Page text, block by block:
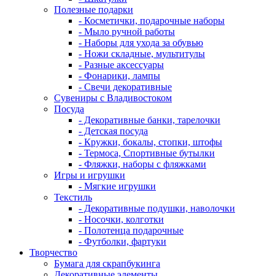
Полезные подарки
- Косметички, подарочные наборы
- Мыло ручной работы
- Наборы для ухода за обувью
- Ножи складные, мультитулы
- Разные аксессуары
- Фонарики, лампы
- Свечи декоративные
Сувениры с Владивостоком
Посуда
- Декоративные банки, тарелочки
- Детская посуда
- Кружки, бокалы, стопки, штофы
- Термоса, Спортивные бутылки
- Фляжки, наборы с фляжками
Игры и игрушки
- Мягкие игрушки
Текстиль
- Декоративные подушки, наволочки
- Носочки, колготки
- Полотенца подарочные
- Футболки, фартуки
Творчество
Бумага для скрапбукинга